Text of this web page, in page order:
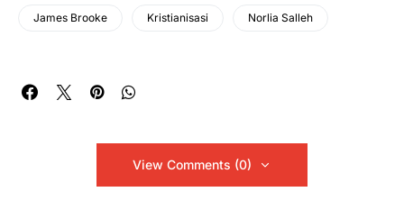
James Brooke Kristianisasi Norlia Salleh
View Comments (0)